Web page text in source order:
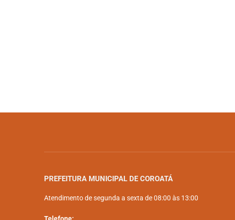
PREFEITURA MUNICIPAL DE COROATÁ
Atendimento de segunda a sexta de 08:00 às 13:00